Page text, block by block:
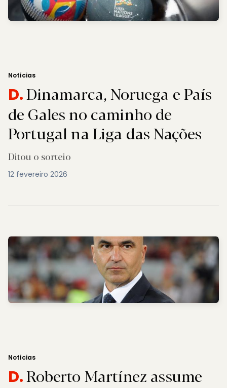
Notícias
D.Dinamarca, Noruega e País
de Gales no caminho de
Portugal na Liga das Nações
Ditou o sorteio
12 fevereiro 2026
Notícias
D.Roberto Martínez assume